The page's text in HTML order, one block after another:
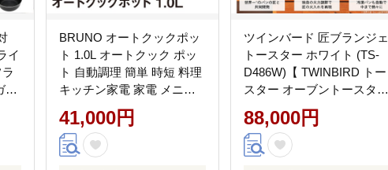
イ
ス
BRUNO オートクックポッ
ト 1.0L オートクック ポッ
ト 自動調理 簡単 時短 料理
キッチン家電 家電 メニュ
ー スープ ポタージュ スム
ージー カレー ジュース 保
温 0152-010-S07
41,000円
ツインバード 匠ブランジェ
トースター ホワイト (TS-
D486W)【 TWINBIRD トー
スター オーブントースター
冷凍パン クロワッサン カ
レーパン フランスパン 燕
三条 新潟県 燕市 】
88,000円